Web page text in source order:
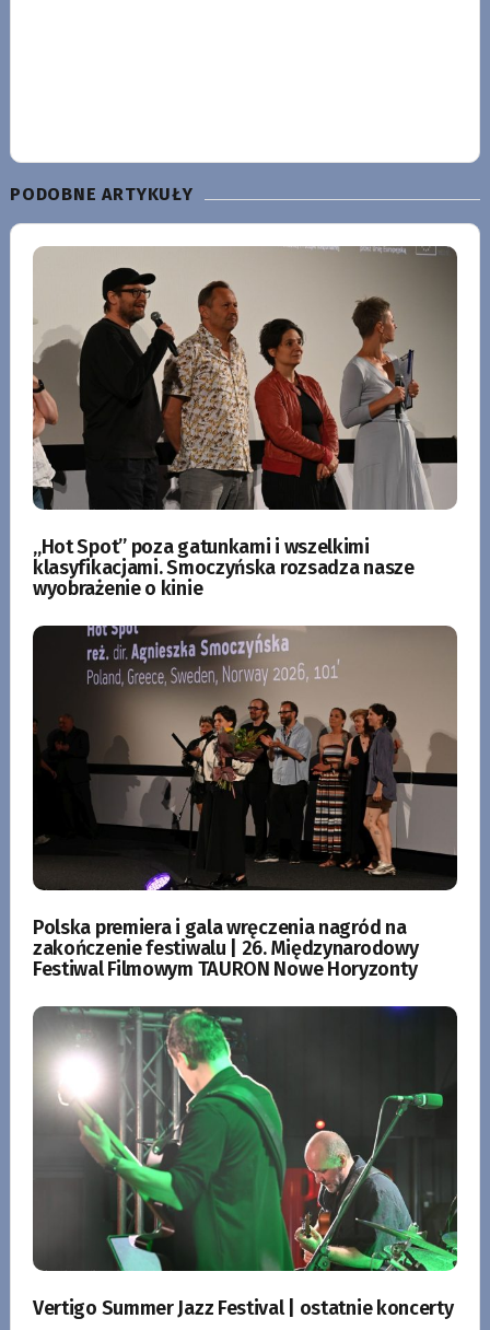
PODOBNE ARTYKUŁY
„Hot Spot” poza gatunkami i wszelkimi
klasyfikacjami. Smoczyńska rozsadza nasze
wyobrażenie o kinie
Polska premiera i gala wręczenia nagród na
zakończenie festiwalu | 26. Międzynarodowy
Festiwal Filmowym TAURON Nowe Horyzonty
Vertigo Summer Jazz Festival | ostatnie koncerty